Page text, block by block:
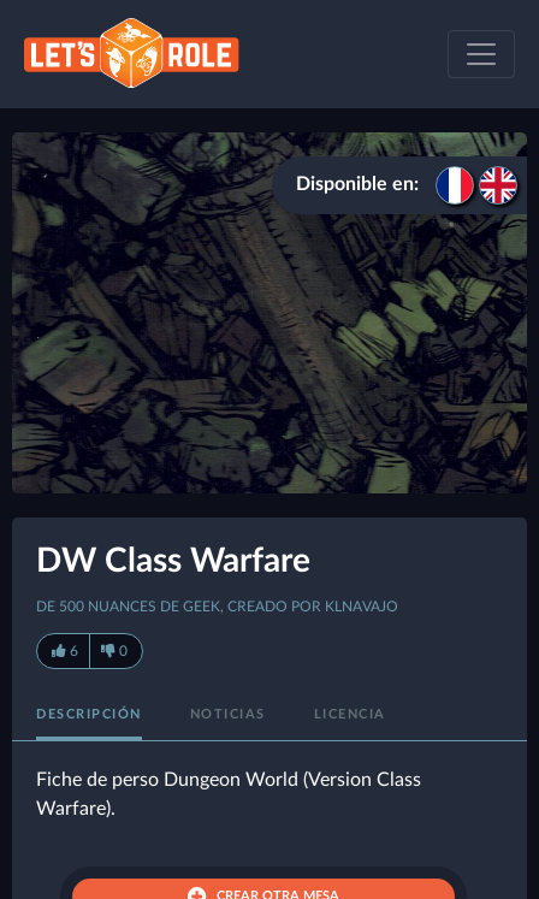
Disponible en:
DW Class Warfare
DE 500 NUANCES DE GEEK, CREADO POR KLNAVAJO
6 0
DESCRIPCIÓN NOTICIAS LICENCIA
Fiche de perso Dungeon World (Version Class
Warfare).
CREAR OTRA MESA